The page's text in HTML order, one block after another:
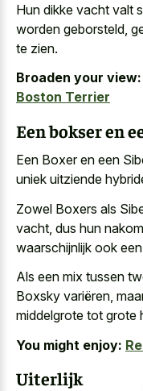
Hun dikke vacht valt
worden geborsteld,
te zien.
Broaden your view:
Boston Terrier
Een bokser en
Een Boxer en een
uniek uitziende
Zowel Boxers als
vacht, dus hun
waarschijnlijk ook
Als een mix tussen
Boxsky variëren,
middelgrote tot grote
You might enjoy:
Uiterlijk